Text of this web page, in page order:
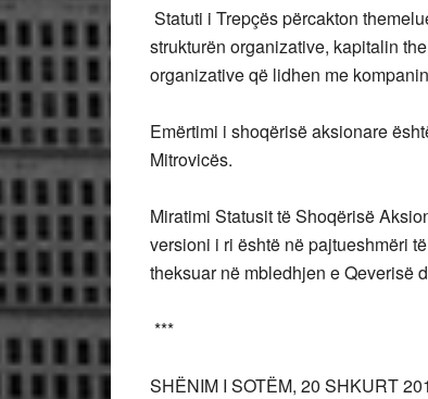
Statuti i Trepçës përcakton
strukturën organizative, kapitalin
organizative që lidhen me
Emërtimi i shoqërisë aksionare
Mitrovicës.
Miratimi Statusit të Shoqërisë
versioni i ri është në pajtueshmëri
theksuar në mbledhjen e Qeverisë
***
SHËNIM I SOTËM, 20 SHKURT